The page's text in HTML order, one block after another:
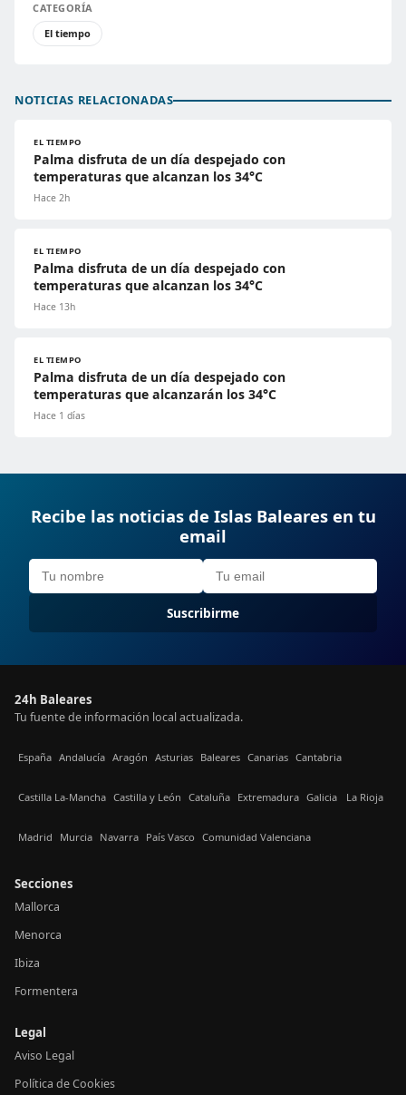
CATEGORÍA
El tiempo
NOTICIAS RELACIONADAS
EL TIEMPO
Palma disfruta de un día despejado con
temperaturas que alcanzan los 34°C
Hace 2h
EL TIEMPO
Palma disfruta de un día despejado con
temperaturas que alcanzan los 34°C
Hace 13h
EL TIEMPO
Palma disfruta de un día despejado con
temperaturas que alcanzarán los 34°C
Hace 1 días
Recibe las noticias de Islas Baleares en tu
email
Suscribirme
24h Baleares
Tu fuente de información local actualizada.
España Andalucía Aragón Asturias Baleares Canarias Cantabria
Castilla La-Mancha Castilla y León Cataluña Extremadura Galicia La Rioja
Madrid Murcia Navarra País Vasco Comunidad Valenciana
Secciones
Mallorca
Menorca
Ibiza
Formentera
Legal
Aviso Legal
Política de Cookies